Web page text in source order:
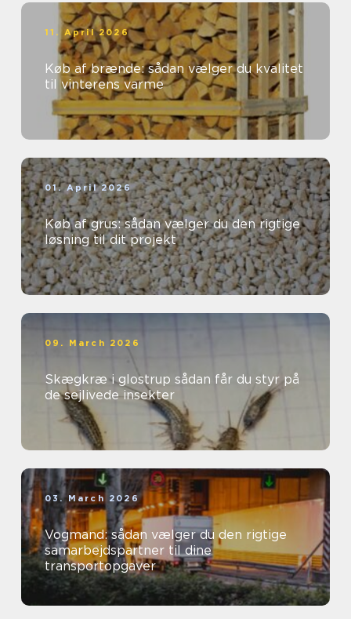
11. April 2026
Køb af brænde: sådan vælger du kvalitet
til vinterens varme
01. April 2026
Køb af grus: sådan vælger du den rigtige
løsning til dit projekt
09. March 2026
Skægkræ i glostrup sådan får du styr på
de sejlivede insekter
03. March 2026
Vogmand: sådan vælger du den rigtige
samarbejdspartner til dine
transportopgaver